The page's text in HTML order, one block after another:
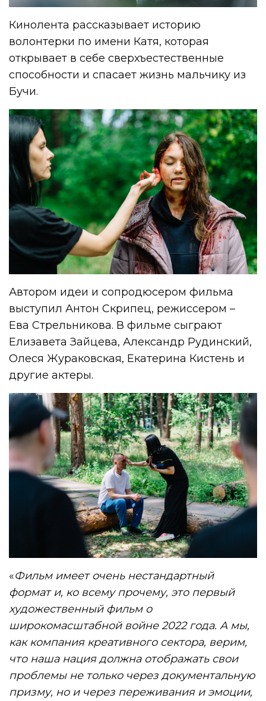
Кинолента рассказывает историю
волонтерки по имени Катя, которая
открывает в себе сверхъестественные
способности и спасает жизнь мальчику из
Бучи.
Автором идеи и сопродюсером фильма
выступил Антон Скрипец, режиссером –
Ева Стрельникова. В фильме сыграют
Елизавета Зайцева, Александр Рудинский,
Олеся Жураковская, Екатерина Кистень и
другие актеры.
«Фильм имеет очень нестандартный
формат и, ко всему прочему, это первый
художественный фильм о
широкомасштабной войне 2022 года. А мы,
как компания креативного сектора, верим,
что наша нация должна отображать свои
проблемы не только через документальную
призму, но и через переживания и эмоции,